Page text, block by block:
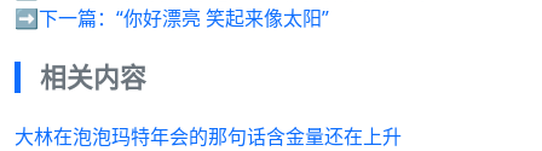
➡️下一篇： “你好漂亮 笑起来像太阳”
相关内容
大林在泡泡玛特年会的那句话含金量还在上升